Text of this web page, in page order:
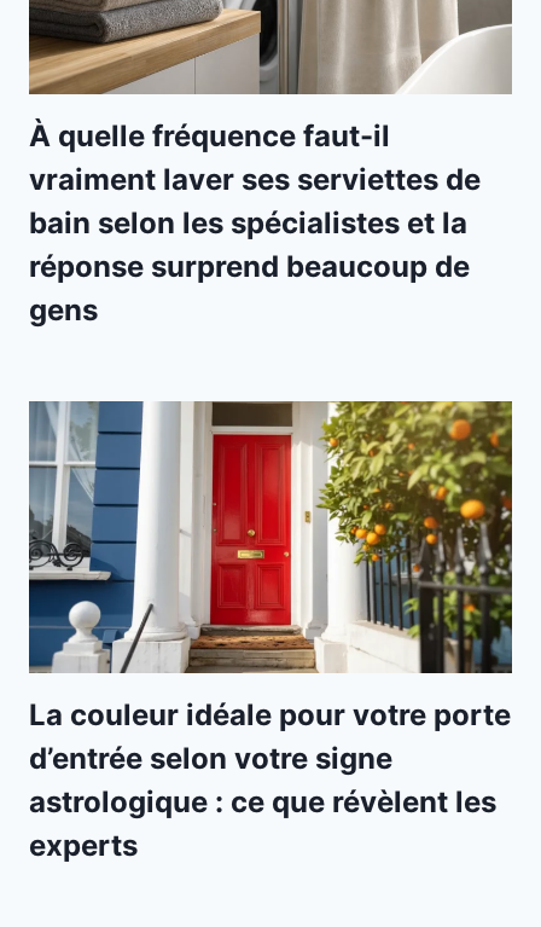
À quelle fréquence faut-il
vraiment laver ses serviettes de
bain selon les spécialistes et la
réponse surprend beaucoup de
gens
La couleur idéale pour votre porte
d’entrée selon votre signe
astrologique : ce que révèlent les
experts